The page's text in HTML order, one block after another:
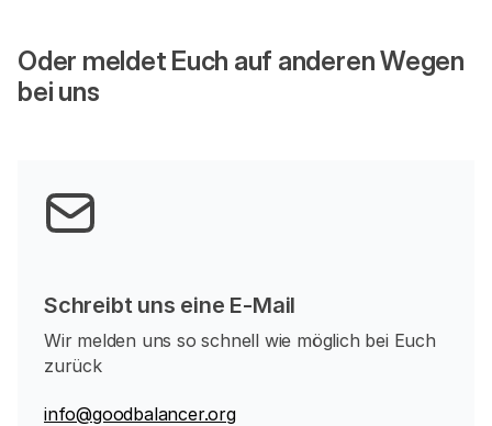
Oder meldet Euch auf anderen Wegen
bei uns
Schreibt uns eine E-Mail
Wir melden uns so schnell wie möglich bei Euch
zurück
info@goodbalancer.org